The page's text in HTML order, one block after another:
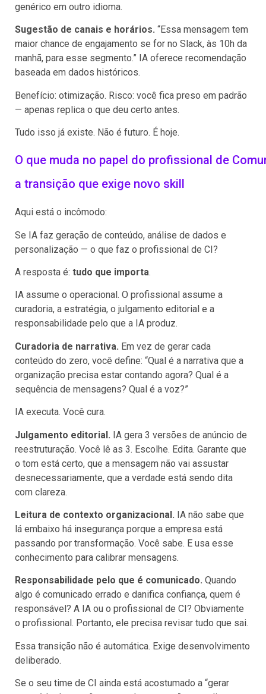
genérico em outro idioma.
Sugestão de canais e horários. “Essa mensagem tem
maior chance de engajamento se for no Slack, às 10h da
manhã, para esse segmento.” IA oferece recomendação
baseada em dados históricos.
Benefício: otimização. Risco: você fica preso em padrão
— apenas replica o que deu certo antes.
Tudo isso já existe. Não é futuro. É hoje.
O que muda no papel do profissional de
a transição que exige novo skill
Aqui está o incômodo:
Se IA faz geração de conteúdo, análise de dados e
personalização — o que faz o profissional de CI?
A resposta é: tudo que importa.
IA assume o operacional. O profissional assume a
curadoria, a estratégia, o julgamento editorial e a
responsabilidade pelo que a IA produz.
Curadoria de narrativa. Em vez de gerar cada
conteúdo do zero, você define: “Qual é a narrativa que a
organização precisa estar contando agora? Qual é a
sequência de mensagens? Qual é a voz?”
IA executa. Você cura.
Julgamento editorial. IA gera 3 versões de anúncio de
reestruturação. Você lê as 3. Escolhe. Edita. Garante que
o tom está certo, que a mensagem não vai assustar
desnecessariamente, que a verdade está sendo dita
com clareza.
Leitura de contexto organizacional. IA não sabe que
lá embaixo há insegurança porque a empresa está
passando por transformação. Você sabe. E usa esse
conhecimento para calibrar mensagens.
Responsabilidade pelo que é comunicado. Quando
algo é comunicado errado e danifica confiança, quem é
responsável? A IA ou o profissional de CI? Obviamente
o profissional. Portanto, ele precisa revisar tudo que sai.
Essa transição não é automática. Exige desenvolvimento
deliberado.
Se o seu time de CI ainda está acostumado a “gerar